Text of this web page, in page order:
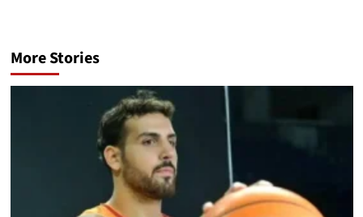
More Stories